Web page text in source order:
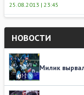
25.08.2013 | 23:45
НОВОСТИ
Милик